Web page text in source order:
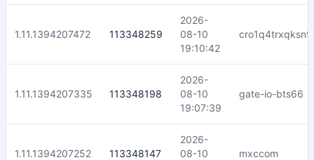
1.11.1394207472 113348259
2026-
08-10
19:10:42
1.11.1394207335 113348198
2026-
08-10
19:07:39
gate-io-bts66
1.11.1394207252 113348147
2026-
08-10
mxccom